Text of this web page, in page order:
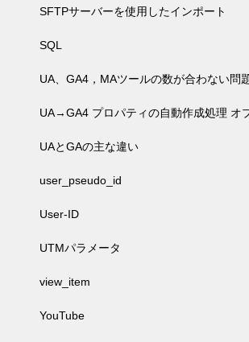
SFTPサーバーを使用したインポート
SQL
UA、GA4，MAツールの数が合わない問
UA→GA4 プロパティの自動作成処理 オ
UAとGAの主な違い
user_pseudo_id
User-ID
UTMパラメータ
view_item
YouTube